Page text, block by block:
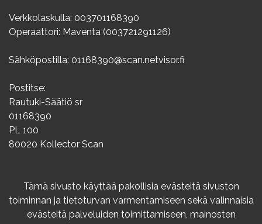
Tämä sivusto käyttää pakollisia evästeitä sivuston
toiminnan ja tietoturvan varmentamiseen sekä valinnaisia
evästeitä palveluiden toimittamiseen, mainosten
Verkkolaskulla: 003701168390
Operaattori: Maventa (003721291126)
Sähköpostilla: 01168390@scan.netvisor.fi
Postitse:
Rautuki-Säätiö sr
01168390
PL 100
80020 Kollector Scan
Info
Rekisteriseloste